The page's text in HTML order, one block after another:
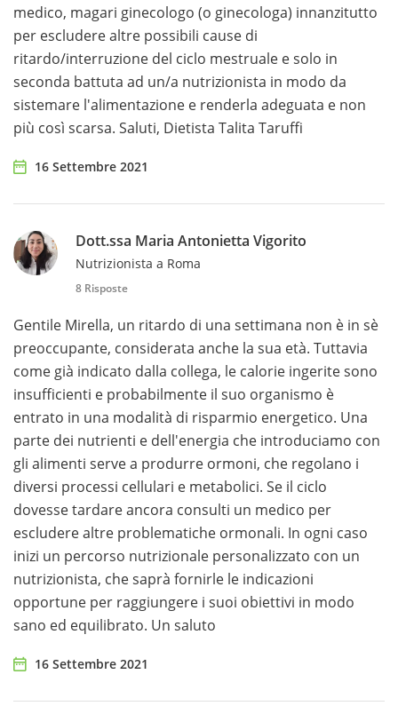
medico, magari ginecologo (o ginecologa) innanzitutto
per escludere altre possibili cause di
ritardo/interruzione del ciclo mestruale e solo in
seconda battuta ad un/a nutrizionista in modo da
sistemare l'alimentazione e renderla adeguata e non
più così scarsa. Saluti, Dietista Talita Taruffi
16 Settembre 2021
Dott.ssa Maria Antonietta Vigorito
Nutrizionista a Roma
8 Risposte
Gentile Mirella, un ritardo di una settimana non è in sè
preoccupante, considerata anche la sua età. Tuttavia
come già indicato dalla collega, le calorie ingerite sono
insufficienti e probabilmente il suo organismo è
entrato in una modalità di risparmio energetico. Una
parte dei nutrienti e dell'energia che introduciamo con
gli alimenti serve a produrre ormoni, che regolano i
diversi processi cellulari e metabolici. Se il ciclo
dovesse tardare ancora consulti un medico per
escludere altre problematiche ormonali. In ogni caso
inizi un percorso nutrizionale personalizzato con un
nutrizionista, che saprà fornirle le indicazioni
opportune per raggiungere i suoi obiettivi in modo
sano ed equilibrato. Un saluto
16 Settembre 2021